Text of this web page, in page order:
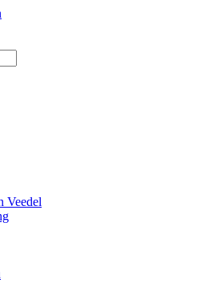
Veedel